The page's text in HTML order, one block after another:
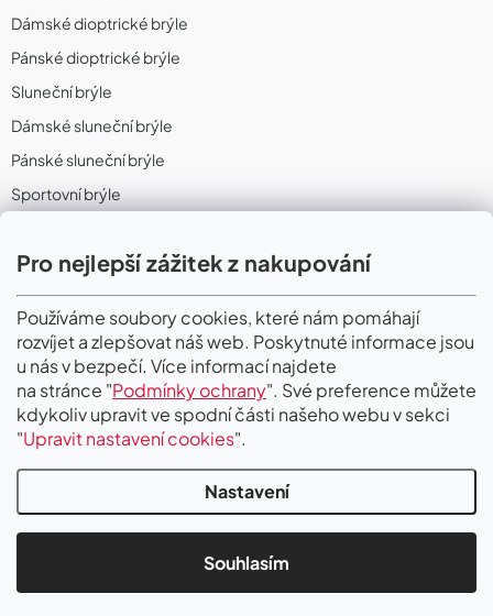
Pro nejlepší zážitek z nakupování
Používáme soubory cookies, které nám pomáhají
rozvíjet a zlepšovat náš web. Poskytnuté informace jsou
u nás v bezpečí. Více informací najdete
na stránce "Podmínky ochrany". Své preference můžete
kdykoliv upravit ve spodní části našeho webu v sekci
"Upravit nastavení cookies".
Nastavení
Souhlasím
Dámské dioptrické brýle
Pánské dioptrické brýle
Sluneční brýle
Dámské sluneční brýle
Pánské sluneční brýle
Sportovní brýle
Sportovní dioptrické brýle
II. Jakost
PŘIJÍMÁME ONLINE PLATBY
Copyright 2026Gigaoptik. Všechna práva vyhrazena.Upravit nastavení
cookies